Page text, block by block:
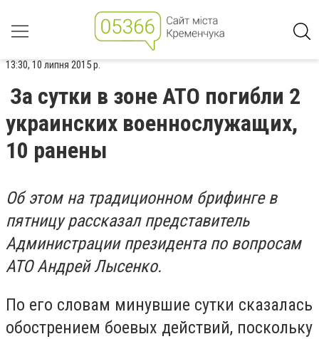
13:30, 10 липня 2015 р.
За сутки в зоне АТО погибли 2
украинских военнослужащих,
10 ранены
Об этом на традиционном брифинге в
пятницу рассказал представитель
Администрации президента по вопросам
АТО Андрей Лысенко.
По его словам минувшие сутки сказалась
обострением боевых действий, поскольку